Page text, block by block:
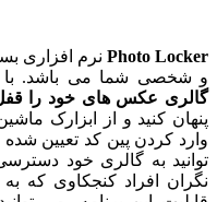
Photoنرم افزاری بسیار
شما می باشد. با استفاده
عکس های خود را قفل
کنید و از ابزارک ماشین حساب
پین کد تعیین شده این
به گالری خود دسترسی
افراد کنجکاوی که به